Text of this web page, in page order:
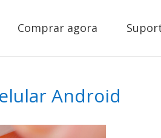
Comprar agora
Android